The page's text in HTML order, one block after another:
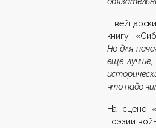
книгу
Но для
еще лучше,
что надо
На сцене
поэзии